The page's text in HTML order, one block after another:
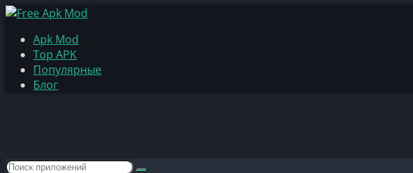
Apk Mod
Top APK
Популярные
Блог